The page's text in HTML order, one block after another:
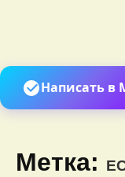
Написать в
Метка: